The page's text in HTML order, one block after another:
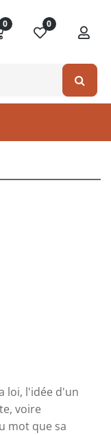
0 0
loi, l'idée d'un
voire
mot que sa